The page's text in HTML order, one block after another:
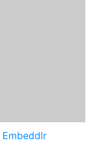
Embeddlr